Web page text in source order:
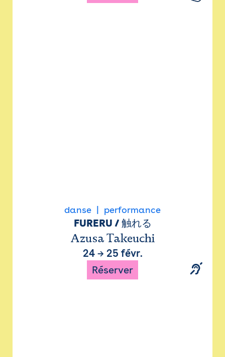
danse performance
FURERU / 触れる
Azusa Takeuchi
24→ 25 févr.
Réserver